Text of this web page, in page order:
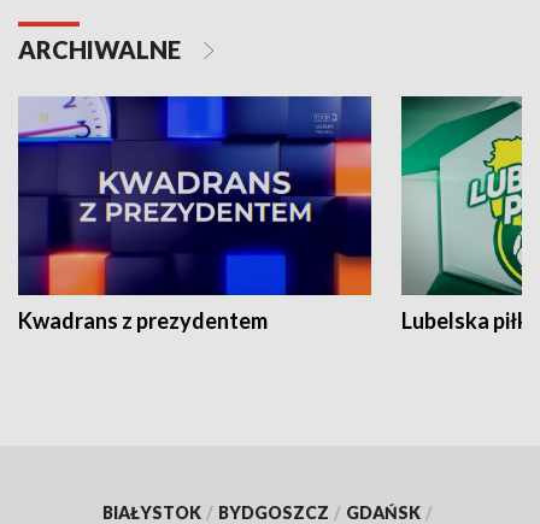
ARCHIWALNE
Kwadrans z prezydentem Lubelska piłka
BIAŁYSTOK / BYDGOSZCZ / GDAŃSK /